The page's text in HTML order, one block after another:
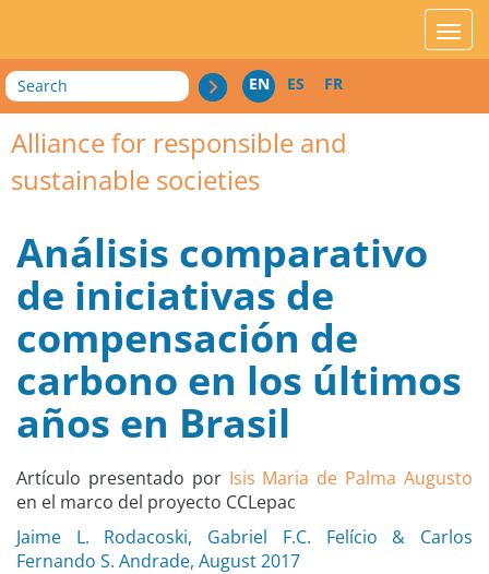
Search EN ES FR
Alliance for responsible and
sustainable societies
Análisis comparativo
de iniciativas de
compensación de
carbono en los últimos
años en Brasil
Artículo presentado por Isis Maria de Palma Augusto
en el marco del proyecto CCLepac
Jaime L. Rodacoski, Gabriel F.C. Felício & Carlos
Fernando S. Andrade, August 2017